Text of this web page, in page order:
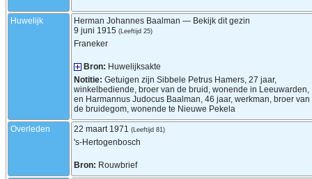
Huwelijk Herman Johannes Baalman — Bekijk dit gezin
9 juni 1915 (Leeftijd 25)
Franeker
Bron: Huwelijksakte
Notitie: Getuigen zijn Sibbele Petrus Hamers, 27 jaar,
winkelbediende, broer van de bruid, wonende in Leeuwarden,
en Harmannus Judocus Baalman, 46 jaar, werkman, broer van
de bruidegom, wonende te Nieuwe Pekela
Overleden 22 maart 1971 (Leeftijd 81)
's-Hertogenbosch
Bron: Rouwbrief